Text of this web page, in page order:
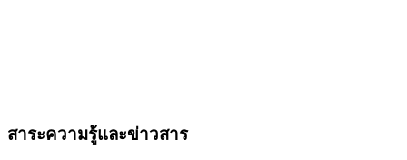
สาระความรู้และข่าวสาร